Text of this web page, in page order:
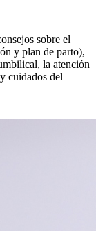
sobre el
y plan de parto),
la atención
cuidados del